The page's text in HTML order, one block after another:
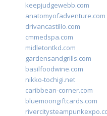
keepjudgewebb.com
anatomyofadventure.com
drivancastillo.com
cmmedspa.com
midletontkd.com
gardensandgrills.com
basilfoodwine.com
nikko-tochigi.net
caribbean-corner.com
bluemoongiftcards.com